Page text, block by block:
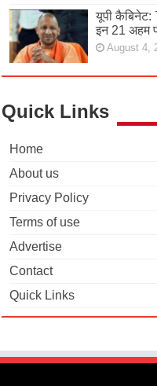
यूपी
इन 21 अहम
August 4,
Quick Links
Home
About us
Privacy Policy
Terms of use
Advertise
Contact
Quick Links